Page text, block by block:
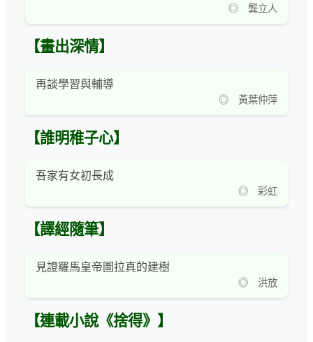
◎ 龔立人
【畫出深情】
再談學習與輔導
◎ 黃葉仲萍
【誰明稚子心】
吾家有女初長成
◎ 彩虹
【譯經隨筆】
見證羅馬皇帝圖拉真的建樹
◎ 洪放
【連載小說《捨得》】